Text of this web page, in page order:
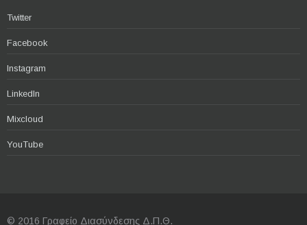
Twitter
Facebook
Instagram
LinkedIn
Mixcloud
YouTube
© 2016 Γραφείο Διασύνδεσης Δ.Π.Θ.